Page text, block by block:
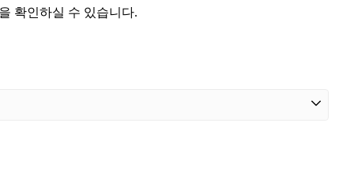
확인하실 수 있습니다.